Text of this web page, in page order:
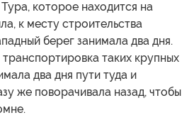
которое находится на
к месту строительства
берег занимала два дня.
таких крупных
два дня пути туда и
же поворачивала назад, чтобы